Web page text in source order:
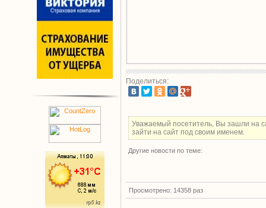
Поделиться:
Уважаемый посетитель, Вы зашли на
зайти на сайт под своим именем.
Другие новости по теме:
Просмотрено: 14358 раз